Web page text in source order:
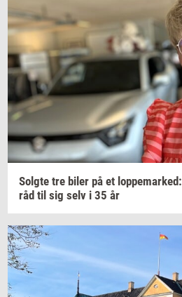
Solg­te tre biler på et lop­pe­mar­ked:
råd til sig selv i 35 år